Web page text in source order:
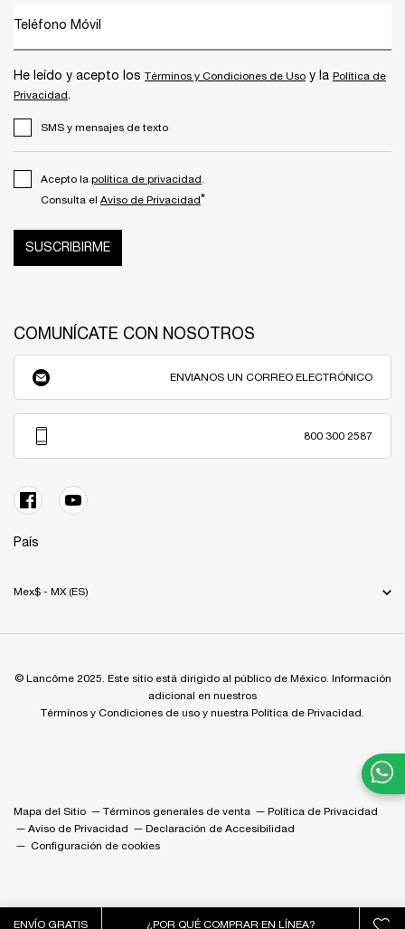
Teléfono Móvil
He leído y acepto los Términos y Condiciones de Uso y la Política de
Privacidad.
SMS y mensajes de texto
Acepto la política de privacidad.
Consulta el Aviso de Privacidad*
SUSCRIBIRME
COMUNÍCATE CON NOSOTROS
ENVIANOS UN CORREO ELECTRÓNICO
800 300 2587
País
Mex$ - MX (ES)
© Lancôme 2025. Este sitio está dirigido al público de México. Información
adicional en nuestros
Términos y Condiciones de uso y nuestra Política de Privacidad.
Mapa del Sitio Términos generales de venta
Política de Privacidad
Aviso de Privacidad
Declaración de Accesibilidad
Configuración de cookies
ENVÍO GRATIS ¿POR QUÉ COMPRAR EN LÍNEA?